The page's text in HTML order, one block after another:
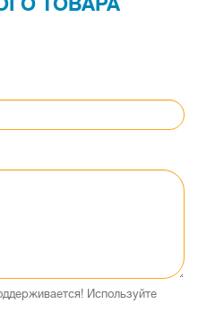
Используйте